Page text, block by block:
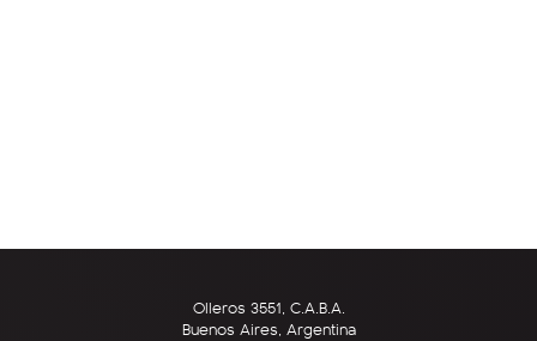
Olleros 3551, C.A.B.A.
Buenos Aires, Argentina